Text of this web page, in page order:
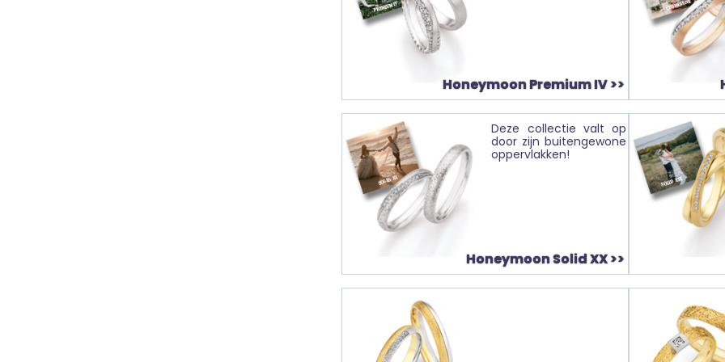
Honeymoon Premium IV >>
Deze collectie valt op
door zijn buitengewone
oppervlakken!
Honeymoon Solid XX >>